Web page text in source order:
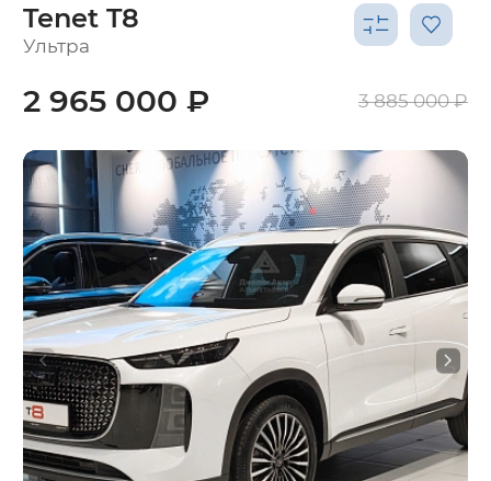
Tenet T8
Ультра
2 965 000 ₽ 3 885 000 ₽